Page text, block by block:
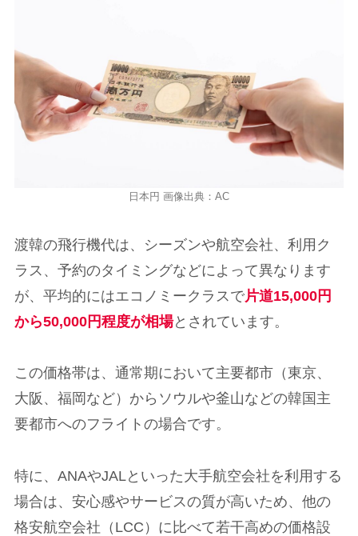
日本円 画像出典：AC
渡韓の飛行機代は、シーズンや航空会社、利用ク
ラス、予約のタイミングなどによって異なります
が、平均的にはエコノミークラスで片道15,000円
から50,000円程度が相場とされています。
この価格帯は、通常期において主要都市（東京、
大阪、福岡など）からソウルや釜山などの韓国主
要都市へのフライトの場合です。
特に、ANAやJALといった大手航空会社を利用する
場合は、安心感やサービスの質が高いため、他の
格安航空会社（LCC）に比べて若干高めの価格設